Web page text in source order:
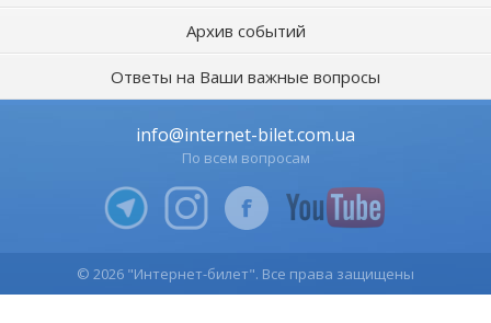
Архив событий
Ответы на Ваши важные вопросы
info@internet-bilet.com.ua
По всем вопросам
© 2026 "Интернет-билет". Все права защищены